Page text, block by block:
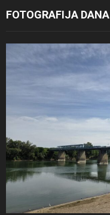
FOTOGRAFIJA DANA